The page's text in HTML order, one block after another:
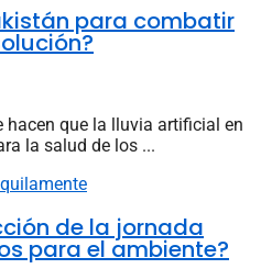
para combatir
que la lluvia artificial en
la salud de los ...
de la jornada
para el ambiente?